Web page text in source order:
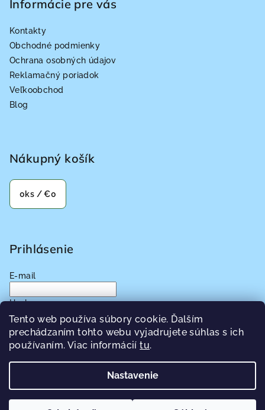
Tento web používa súbory cookie. Ďalším
prechádzaním tohto webu vyjadrujete súhlas s ich
používaním. Viac informáciítu.
Nastavenie
Informácie pre vás
Kontakty
Obchodné podmienky
Ochrana osobných údajov
Reklamačný poriadok
Veľkoobchod
Blog
Nákupný košík
0ks /€0
Prihlásenie
E-mail
Heslo
Prihlásiť sa
Nová registráciaZabudnuté heslo
Pecat-Zdravia.sk